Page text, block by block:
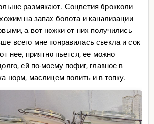
размякают. Соцветия брокколи
на запах болота и канализации
, а вот ножки от них получились
всего мне понравилась свекла и сок
нее, приятно пьется, ее можно
ей по-моему пофиг, главное в
норм, маслицем полить и в топку.